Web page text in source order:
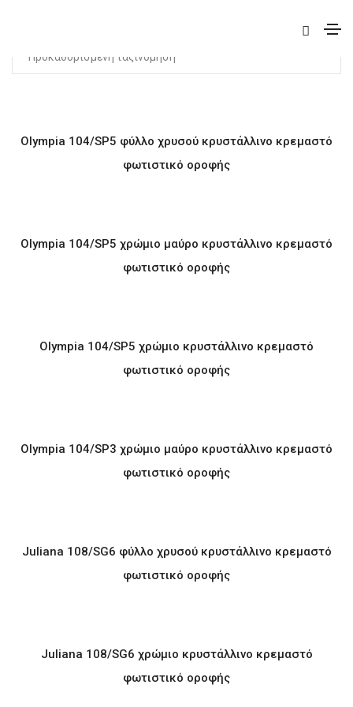
Olympia 104/SP5 φύλλο χρυσού κρυστάλλινο κρεμαστό
φωτιστικό οροφής
Olympia 104/SP5 χρώμιο μαύρο κρυστάλλινο κρεμαστό
φωτιστικό οροφής
Olympia 104/SP5 χρώμιο κρυστάλλινο κρεμαστό
φωτιστικό οροφής
Olympia 104/SP3 χρώμιο μαύρο κρυστάλλινο κρεμαστό
φωτιστικό οροφής
Juliana 108/SG6 φύλλο χρυσού κρυστάλλινο κρεμαστό
φωτιστικό οροφής
Juliana 108/SG6 χρώμιο κρυστάλλινο κρεμαστό
φωτιστικό οροφής